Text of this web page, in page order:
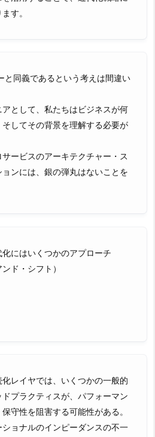
す。
と同義であるという考えは間違い
として、私たちはビジネスが何
してその背景を理解する必要が
ービスのアーキテクチャー・ス
ンには、銀の弾丸はないことを
にはいくつかのアプローチ
ド・シフト）
レイヤでは、いくつかの一般的
プラクティスが、パフォーマン
守性を阻害する可能性がある。
ショナルのインピーダンスの不一